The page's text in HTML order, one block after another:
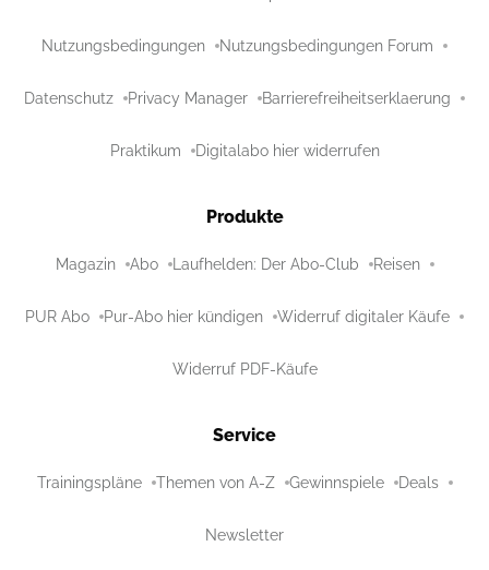
Nutzungsbedingungen Nutzungsbedingungen Forum
Datenschutz Privacy Manager Barrierefreiheitserklaerung
Praktikum Digitalabo hier widerrufen
Produkte
Magazin Abo Laufhelden: Der Abo-Club Reisen
PUR Abo Pur-Abo hier kündigen Widerruf digitaler Käufe
Widerruf PDF-Käufe
Service
Trainingspläne Themen von A-Z Gewinnspiele Deals
Newsletter